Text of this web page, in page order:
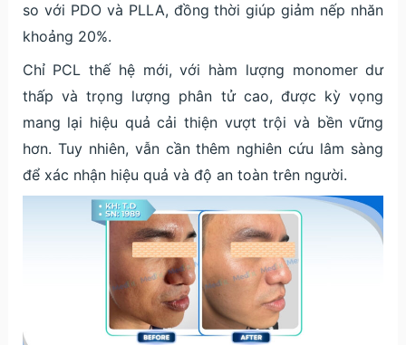
so với PDO và PLLA, đồng thời giúp giảm nếp nhăn
khoảng 20%.
Chỉ PCL thế hệ mới, với hàm lượng monomer dư
thấp và trọng lượng phân tử cao, được kỳ vọng
mang lại hiệu quả cải thiện vượt trội và bền vững
hơn. Tuy nhiên, vẫn cần thêm nghiên cứu lâm sàng
để xác nhận hiệu quả và độ an toàn trên người.